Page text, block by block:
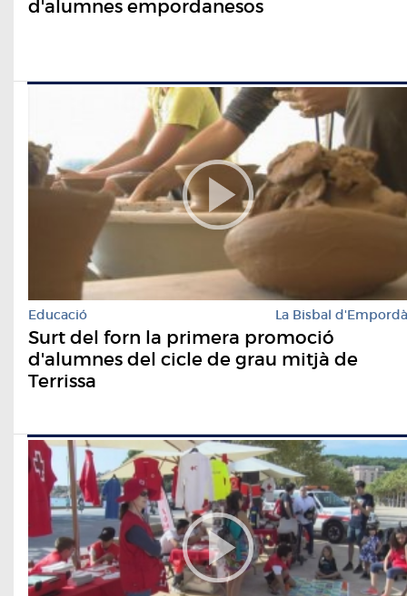
d'alumnes empordanesos
Educació La Bisbal d'Empordà
Surt del forn la primera promoció
d'alumnes del cicle de grau mitjà de
Terrissa